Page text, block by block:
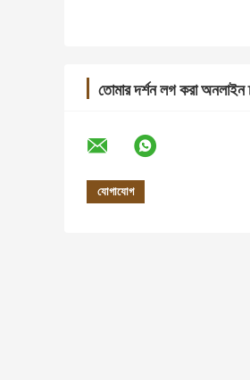
তোমার দর্শন লগ করা অনলাইন